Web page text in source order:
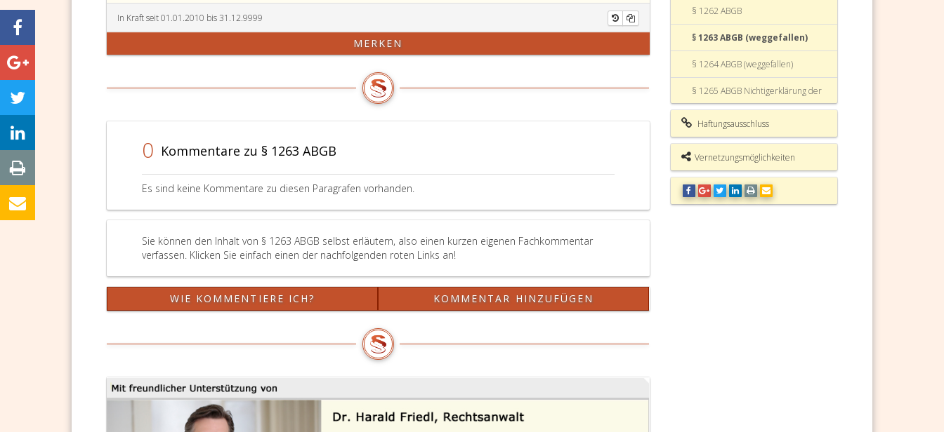
In Kraft seit 01.01.2010 bis 31.12.9999
MERKEN
0 Kommentare zu § 1263 ABGB
Es sind keine Kommentare zu diesen Paragrafen vorhanden.
Sie können den Inhalt von § 1263 ABGB selbst erläutern, also einen kurzen eigenen Fachkommentar
verfassen. Klicken Sie einfach einen der nachfolgenden roten Links an!
WIE KOMMENTIERE ICH? KOMMENTAR HINZUFÜGEN
§ 1262 ABGB
§ 1263 ABGB (weggefallen)
§ 1264 ABGB (weggefallen)
§ 1265 ABGB Nichtigerklärung der
Ehe
§ 1266 ABGB Scheidung oder
Aufhebung der Ehe
§ 1267 ABGB Glücksverträge.
§ 1268 ABGB
Haftungsausschluss
Vernetzungsmöglichkeiten